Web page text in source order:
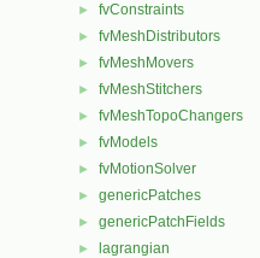
► fvConstraints
► fvMeshDistributors
► fvMeshMovers
► fvMeshStitchers
► fvMeshTopoChangers
► fvModels
► fvMotionSolver
► genericPatches
► genericPatchFields
► lagrangian